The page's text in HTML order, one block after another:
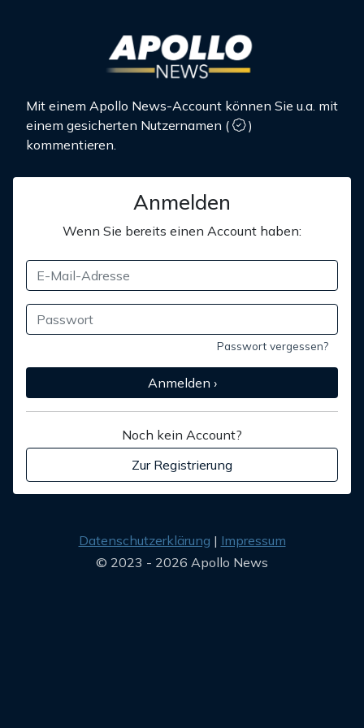
Mit einem Apollo News-Account können Sie u.a. mit
einem gesicherten Nutzernamen (
)
kommentieren.
Anmelden
Wenn Sie bereits einen Account haben:
Passwort vergessen?
Anmelden ›
Noch kein Account?
Zur Registrierung
Datenschutzerklärung
Impressum
© 2023 - 2026 Apollo News